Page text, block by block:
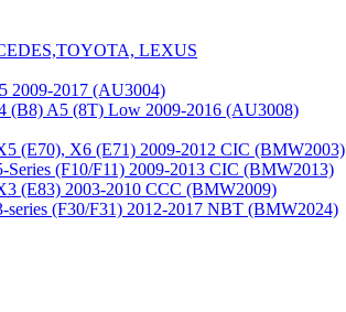
LEXUS
2009-2017 (AU3004)
(B8) A5 (8T) Low 2009-2016 (AU3008)
(E70), X6 (E71) 2009-2012 CIC (BMW2003)
(F10/F11) 2009-2013 CIC (BMW2013)
(E83) 2003-2010 CCC (BMW2009)
(F30/F31) 2012-2017 NBT (BMW2024)